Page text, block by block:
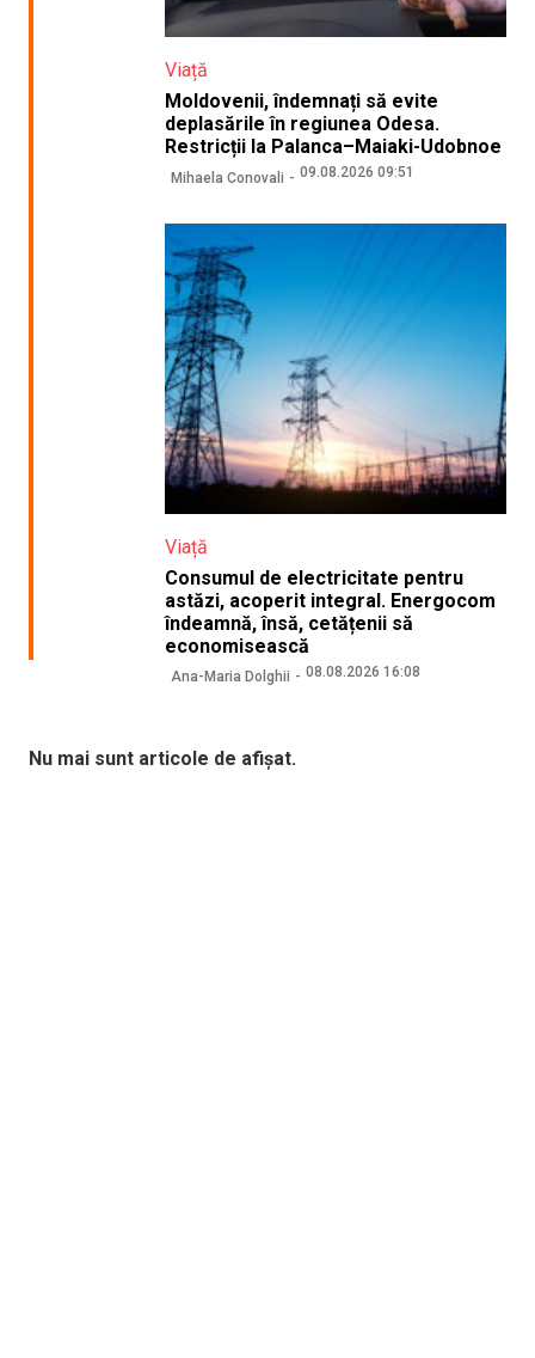
Viață
Moldovenii, îndemnați să evite
deplasările în regiunea Odesa.
Restricții la Palanca–Maiaki-Udobnoe
Mihaela Conovali 09.08.2026 09:51
Viață
Consumul de electricitate pentru
astăzi, acoperit integral. Energocom
îndeamnă, însă, cetățenii să
economisească
Ana-Maria Dolghii 08.08.2026 16:08
Nu mai sunt articole de afișat.